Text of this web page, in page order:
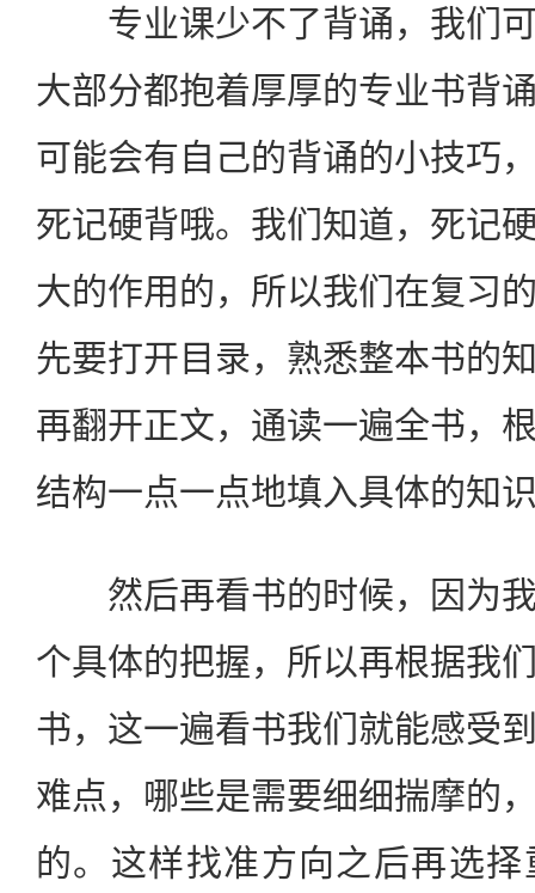
专业课少不了背诵，我们可
大部分都抱着厚厚的专业书背
可能会有自己的背诵的小技巧
死记硬背哦。我们知道，死记
大的作用的，所以我们在复习
先要打开目录，熟悉整本书的
再翻开正文，通读一遍全书，
结构一点一点地填入具体的知
然后再看书的时候，因为我
个具体的把握，所以再根据我
书，这一遍看书我们就能感受
难点，哪些是需要细细揣摩的
的。这样找准方向之后再选